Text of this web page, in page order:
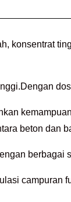
konsentrat
beton dan
berbagai
campuran